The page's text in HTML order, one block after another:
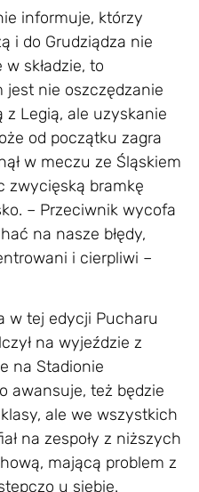
informuje, którzy
i do Grudziądza nie
składzie, to
jest nie oszczędzanie
z Legią, ale uzyskanie
od początku zagra
w meczu ze Śląskiem
zwycięską bramkę
– Przeciwnik wycofa
na nasze błędy,
i cierpliwi –
w tej edycji Pucharu
na wyjeździe z
na Stadionie
awansuje, też będzie
ale we wszystkich
na zespoły z niższych
mającą problem z
u siebie.